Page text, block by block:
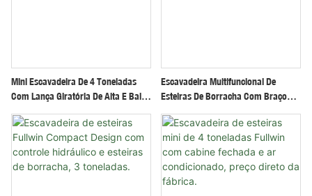
Mini Escavadeira De 4 Toneladas
Com Lança Giratória De Alta E Baixa
Velocidade, Bomba De Pistão E
Esteira De Borracha.
Escavadeira Multifuncional De
Esteiras De Borracha Com Braço
Articulado, Eficiente, 4 Toneladas.